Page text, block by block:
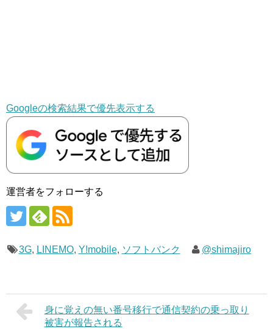
Googleの検索結果で優先表示する
運営者をフォローする
3G, LINEMO, Y!mobile, ソフトバンク @shimajiro
身に覚えの無い番号移行で通信契約の乗っ取り
被害が報告される